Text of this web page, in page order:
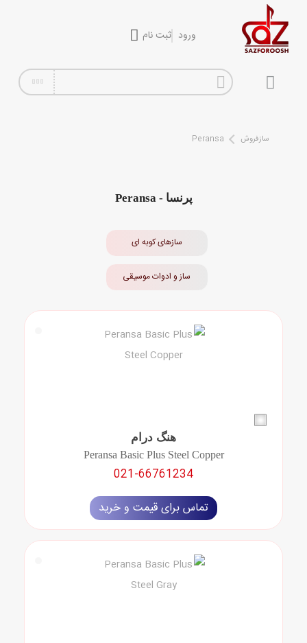
ورود ثبت نام
ساز و ادوات موسیقی
سازفروش Peransa
پرنسا - Peransa
سازهای کوبه ای
ساز و ادوات موسیقی
هنگ درام
Peransa Basic Plus Steel Copper
021-66761234
تماس برای قیمت و خرید